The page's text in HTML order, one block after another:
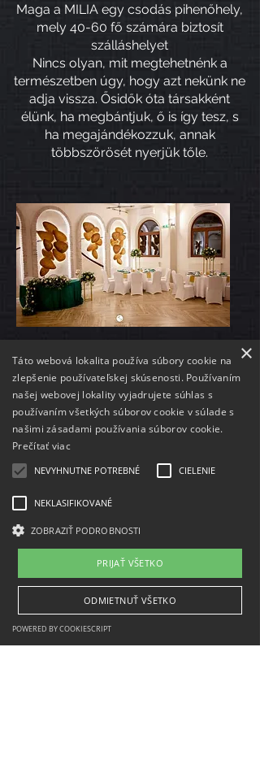
Maga a MILIA egy csodás pihenőhely,
mely 40-60 fő számára biztosít
szálláshelyet
Nincs olyan, mit megtehetnénk a
természetben úgy, hogy azt nekünk ne
adja vissza. Ősidők óta társakként
élünk, ha megbántjuk, ő is így tesz, s
ha megajándékozzuk, annak
többszörösét nyerjük tőle.
PARTNEREINK
×
Táto webová lokalita používa súbory cookie na
zlepšenie používateľskej skúsenosti. Používaním
našej webovej lokality vyjadrujete súhlas s
používaním všetkých súborov cookie v súlade s
našimi zásadami používania súborov cookie.
Prečítať viac
NEVYHNUTNE POTREBNÉ CIELENIE
NEKLASIFIKOVANÉ
ZOBRAZIŤ PODROBNOSTI
PRIJAŤ VŠETKO
ODMIETNUŤ VŠETKO
POWERED BY COOKIESCRIPT